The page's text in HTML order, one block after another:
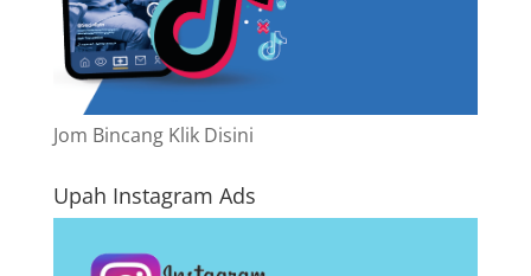
Jom Bincang Klik Disini
Upah Instagram Ads